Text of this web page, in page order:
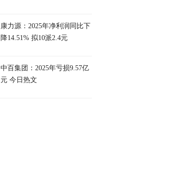
康力源：2025年净利润同比下
降14.51% 拟10派2.4元
中百集团：2025年亏损9.57亿
元 今日热文